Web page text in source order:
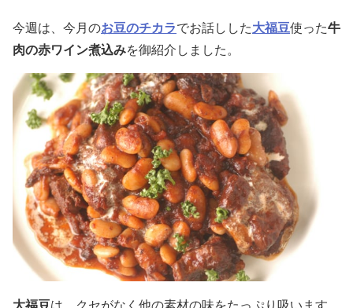
今週は、今月のお豆のチカラでお話しした大福豆使った牛
肉の赤ワイン煮込みを御紹介しました。